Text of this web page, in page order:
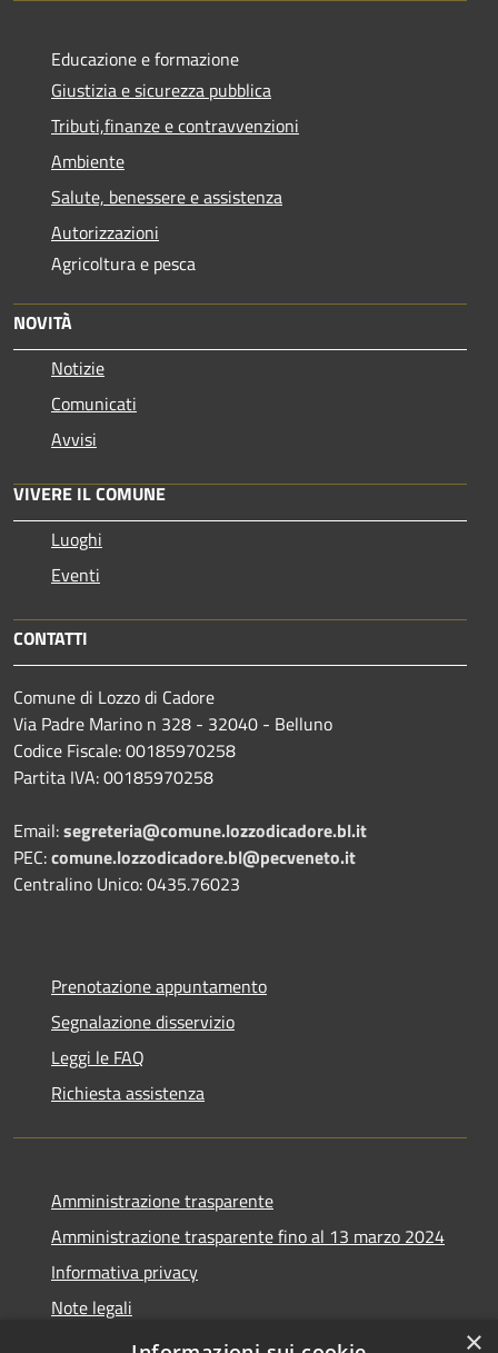
Educazione e formazione
Giustizia e sicurezza pubblica
Tributi,finanze e contravvenzioni
Ambiente
Salute, benessere e assistenza
Autorizzazioni
Agricoltura e pesca
NOVITÀ
Notizie
Comunicati
Avvisi
VIVERE IL COMUNE
Luoghi
Eventi
CONTATTI
Comune di Lozzo di Cadore
Via Padre Marino n 328 - 32040 - Belluno
Codice Fiscale: 00185970258
Partita IVA: 00185970258
Email:segreteria@comune.lozzodicadore.bl.it
PEC:comune.lozzodicadore.bl@pecveneto.it
Centralino Unico: 0435.76023
Prenotazione appuntamento
Segnalazione disservizio
Leggi le FAQ
Richiesta assistenza
Amministrazione trasparente
Amministrazione trasparente fino al 13 marzo 2024
Informativa privacy
Note legali
Dichiarazione di accessibilità
×